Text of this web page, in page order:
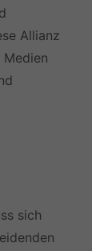
Allianz
sich